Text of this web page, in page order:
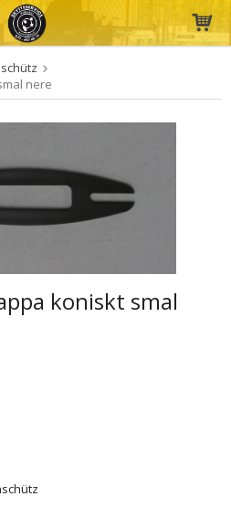
tillagd i varukorgen
nere
koniskt smal